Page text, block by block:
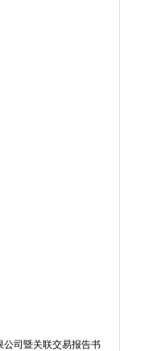
司暨关联交易报告书